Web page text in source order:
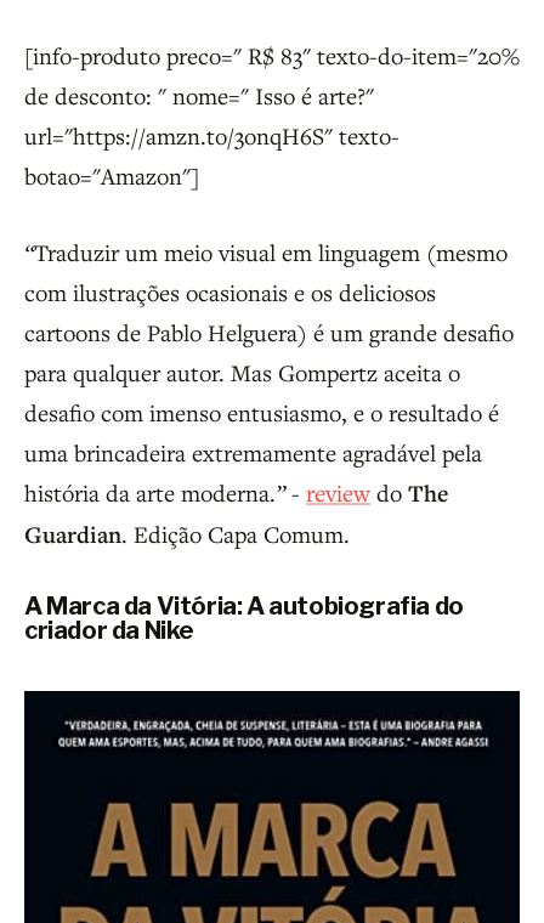
[info-produto preco=" R$ 83" texto-do-item="20%
de desconto: " nome=" Isso é arte?"
url="https://amzn.to/3onqH6S" texto-
botao="Amazon"]
“Traduzir um meio visual em linguagem (mesmo
com ilustrações ocasionais e os deliciosos
cartoons de Pablo Helguera) é um grande desafio
para qualquer autor. Mas Gompertz aceita o
desafio com imenso entusiasmo, e o resultado é
uma brincadeira extremamente agradável pela
história da arte moderna.”- review do The
Guardian. Edição Capa Comum.
A Marca da Vitória: A autobiografia do
criador da Nike